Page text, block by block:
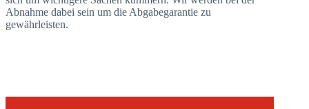
Abnahme dabei sein um die Abgabegarantie zu
gewährleisten.